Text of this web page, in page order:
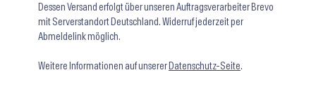
Dessen Versand erfolgt über unseren Auftragsverarbeiter Brevo
mit Serverstandort Deutschland. Widerruf jederzeit per
Abmeldelink möglich.
Weitere Informationen auf unserer Datenschutz-Seite.